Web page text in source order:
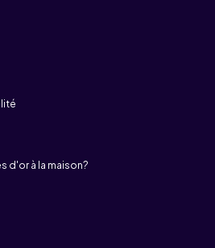
d'or à la maison?